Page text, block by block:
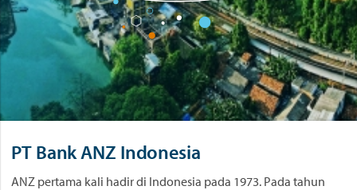
PT Bank ANZ Indonesia
ANZ pertama kali hadir di Indonesia pada 1973. Pada tahun